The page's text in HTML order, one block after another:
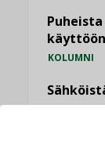
KOLUMNI
KOLUMNI